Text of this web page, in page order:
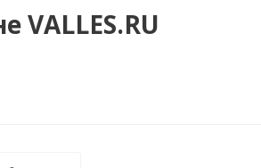
VALLES.RU